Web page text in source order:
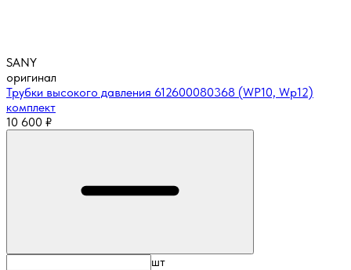
SANY
оригинал
Трубки высокого давления 612600080368 (WP10, Wp12)
комплект
10 600 ₽
шт